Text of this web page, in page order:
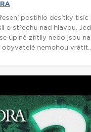
postihlo desítky tisíc
o střechu nad hlavou.
úplně zřítily nebo jsou
obyvatelé nemohou